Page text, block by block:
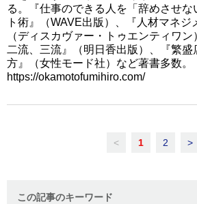
る。『仕事のできる人を「辞めさせ
ト術』（WAVE出版）、『人材マネジ
（ディスカヴァー・トゥエンティワン
二流、三流』（明日香出版）、『繁盛
方』（女性モード社）など著書多数。
https://okamotofumihiro.com/
< 1 2 >
この記事のキーワード